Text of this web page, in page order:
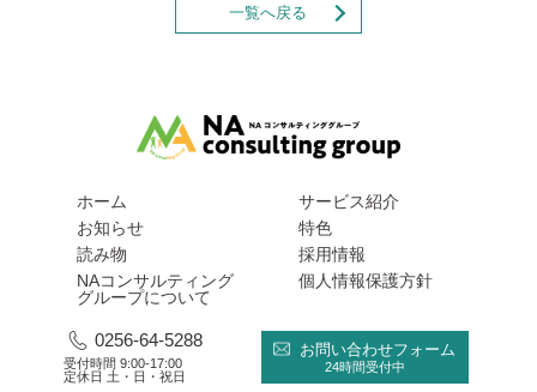
一覧へ戻る
ホーム
お知らせ
読み物
NAコンサルティング
グループについて
サービス紹介
特色
採用情報
個人情報保護方針
0256-64-5288
受付時間 9:00-17:00
定休日 土・日・祝日
お問い合わせフォーム
24時間受付中